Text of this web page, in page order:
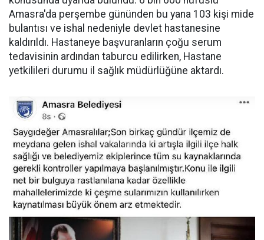
Amasra'da perşembe gününden bu yana 103 kişi mide
bulantısı ve ishal nedeniyle devlet hastanesine
kaldırıldı. Hastaneye başvuranların çoğu serum
tedavisinin ardından taburcu edilirken, Hastane
yetkilileri durumu il sağlık müdürlüğüne aktardı.